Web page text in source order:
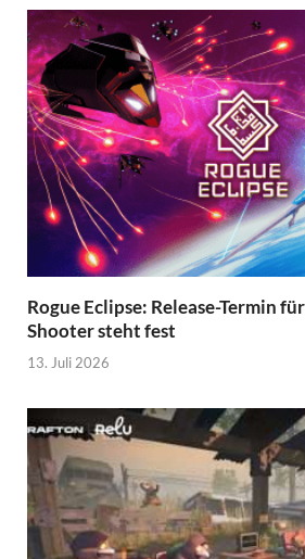
Rogue Eclipse: Release-Termin
Shooter steht fest
13. Juli 2026